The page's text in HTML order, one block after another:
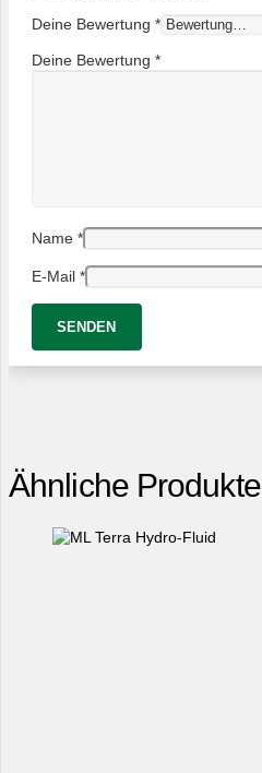
Deine Bewertung *
Deine Bewertung *
Name *
E-Mail *
Ähnliche Produkte